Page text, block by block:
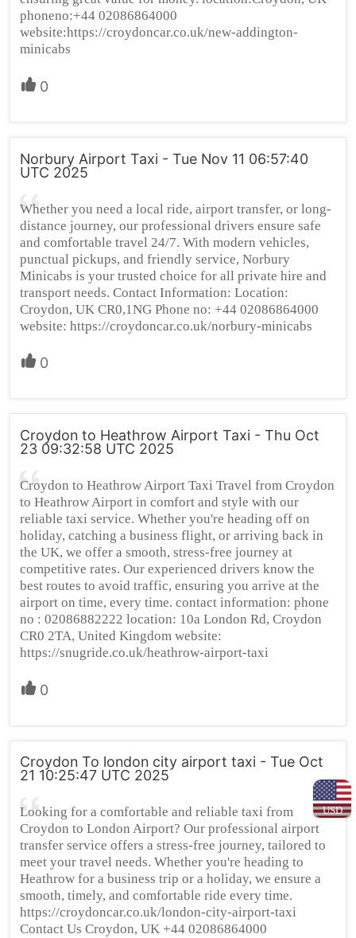
USD
phoneno:+44 02086864000
website:https://croydoncar.co.uk/new-addington-
minicabs
0
Norbury Airport Taxi - Tue Nov 11 06:57:40
UTC 2025
Whether you need a local ride, airport transfer, or long-
distance journey, our professional drivers ensure safe
and comfortable travel 24/7. With modern vehicles,
punctual pickups, and friendly service, Norbury
Minicabs is your trusted choice for all private hire and
transport needs. Contact Information: Location:
Croydon, UK CR0,1NG Phone no: +44 02086864000
website: https://croydoncar.co.uk/norbury-minicabs
0
Croydon to Heathrow Airport Taxi - Thu Oct
23 09:32:58 UTC 2025
Croydon to Heathrow Airport Taxi Travel from Croydon
to Heathrow Airport in comfort and style with our
reliable taxi service. Whether you're heading off on
holiday, catching a business flight, or arriving back in
the UK, we offer a smooth, stress-free journey at
competitive rates. Our experienced drivers know the
best routes to avoid traffic, ensuring you arrive at the
airport on time, every time. contact information: phone
no : 02086882222 location: 10a London Rd, Croydon
CR0 2TA, United Kingdom website:
https://snugride.co.uk/heathrow-airport-taxi
0
Croydon To london city airport taxi - Tue Oct
21 10:25:47 UTC 2025
Looking for a comfortable and reliable taxi from
Croydon to London Airport? Our professional airport
transfer service offers a stress-free journey, tailored to
meet your travel needs. Whether you're heading to
Heathrow for a business trip or a holiday, we ensure a
smooth, timely, and comfortable ride every time.
https://croydoncar.co.uk/london-city-airport-taxi
Contact Us Croydon, UK +44 02086864000